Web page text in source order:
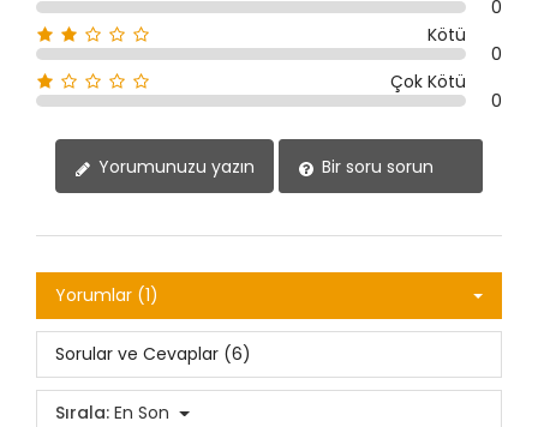
0
Kötü
0
Çok Kötü
0
Yorumunuzu yazın Bir soru sorun
Yorumlar (1)
Sorular ve Cevaplar (6)
Sırala: En Son